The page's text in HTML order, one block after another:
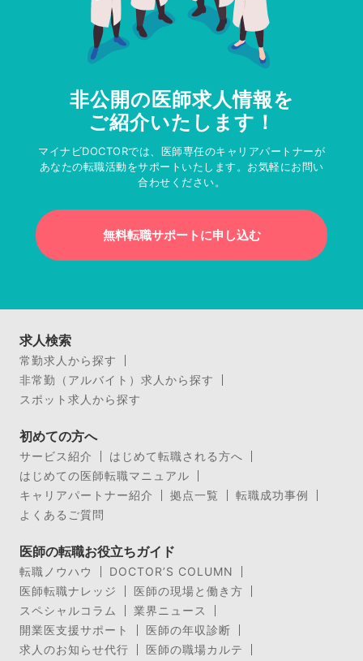
非公開の医師求人情報を
ご紹介いたします！
マイナビDOCTORでは、医師専任のキャリアパートナーが
あなたの転職活動をサポートいたします。お気軽にお問い
合わせください。
無料転職サポートに申し込む
求人検索
常勤求人から探す
非常勤（アルバイト）求人から探す
スポット求人から探す
初めての方へ
サービス紹介
はじめて転職される方へ
はじめての医師転職マニュアル
キャリアパートナー紹介
拠点一覧
転職成功事例
よくあるご質問
医師の転職お役立ちガイド
転職ノウハウ
DOCTOR’S COLUMN
医師転職ナレッジ
医師の現場と働き方
スペシャルコラム
業界ニュース
開業医支援サポート
医師の年収診断
求人のお知らせ代行
医師の職場カルテ